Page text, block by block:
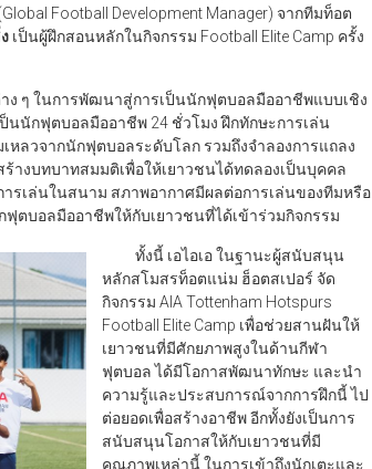
Football Development Manager) จากทีมท็อต
เป็นผู้ฝึกสอนหลักในกิจกรรม Football Elite Camp ครั้ง
ๆ ในการพัฒนาสู่การเป็นนักฟุตบอลมืออาชีพแบบเชิง
นนักฟุตบอลมืออาชีพ 24 ชั่วโมง ฝึกทักษะการเล่น
ลวจากนักฟุตบอลระดับโลก รวมถึงจำลองการแถลง
างบทบาทสมมติเพื่อให้เยาวชนได้ทดลองเป็นบุคคล
รเล่นในสนาม สภาพอากาศมีผลต่อการเล่นของทีมหรือ
ฟุตบอลมืออาชีพให้กับเยาวชนที่ได้เข้าร่วมกิจกรรม
ทั้งนี้ เอไอเอ ในฐานะผู้สนับสนุน
หลักสโมสรท็อตแน่ม ฮ็อตสเปอร์ จัด
กิจกรรม AIA Tottenham Hotspurs
Football Elite Camp เพื่อช่วยสานฝันให้
เยาวชนที่มีศักยภาพสูงในด้านกีฬา
ฟุตบอล ได้มีโอกาสพัฒนาทักษะ และนำ
ความรู้และประสบการณ์จากการฝึกนี้ ไป
ต่อยอดเพื่อสร้างอาชีพ อีกทั้งยังเป็นการ
สนับสนุนโอกาสให้กับเยาวชนที่มี
คุณภาพเหล่านี้ ในการเข้าถึงนักเตะและ